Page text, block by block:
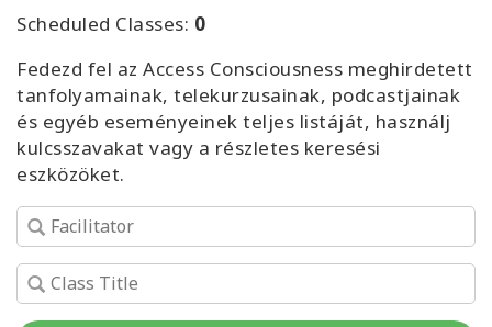
Access
Bars
Régiók
Tanfolyamok
Facilitators
Scheduled Classes: 0
Fedezd fel az Access Consciousness meghirdetett
tanfolyamainak, telekurzusainak, podcastjainak
és egyéb eseményeinek teljes listáját, használj
kulcsszavakat vagy a részletes keresési
eszközöket.